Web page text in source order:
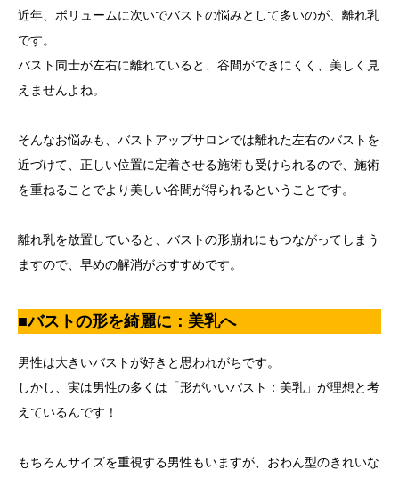
近年、ボリュームに次いでバストの悩みとして多いのが、離れ乳
です。
バスト同士が左右に離れていると、谷間ができにくく、美しく見
えませんよね。
そんなお悩みも、バストアップサロンでは離れた左右のバストを
近づけて、正しい位置に定着させる施術も受けられるので、施術
を重ねることでより美しい谷間が得られるということです。
離れ乳を放置していると、バストの形崩れにもつながってしまう
ますので、早めの解消がおすすめです。
■バストの形を綺麗に：美乳へ
男性は大きいバストが好きと思われがちです。
しかし、実は男性の多くは「形がいいバスト：美乳」が理想と考
えているんです！
もちろんサイズを重視する男性もいますが、おわん型のきれいな